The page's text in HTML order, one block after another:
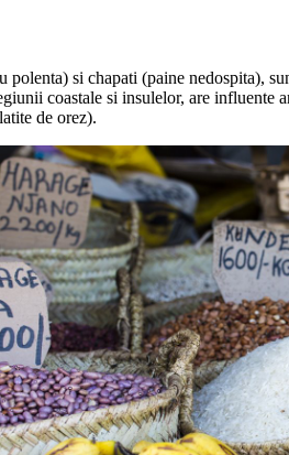
si chapati (paine nedospita),
coastale si insulelor, are influente
de orez).